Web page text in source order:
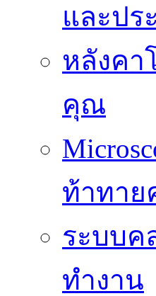
และปร
หลังคา
คุณ
ท้าทาย
ระบบค
ทำงาน